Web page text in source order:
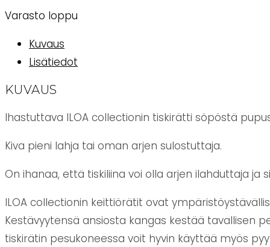
Varasto loppu
Kuvaus
Lisätiedot
KUVAUS
Ihastuttava ILOA collectionin tiskirätti söpöstä
Kiva pieni lahja tai oman arjen sulostuttaja.
On ihanaa, että tiskiliina voi olla arjen ilahduttaja ja
ILOA collectionin keittiörätit ovat
Kestävyytensä ansiosta kangas kestää tavallisen
tiskirätin pesukoneessa voit hyvin käyttää myös